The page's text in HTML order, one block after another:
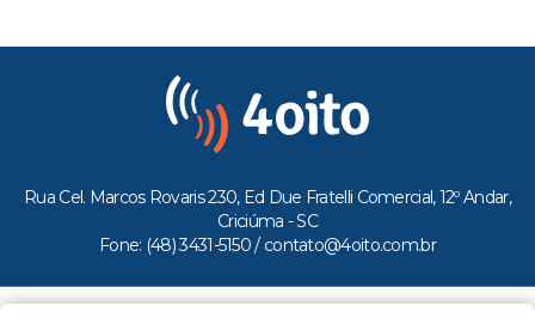
Rua Cel. Marcos Rovaris 230, Ed Due Fratelli Comercial, 12º Andar,
Criciúma - SC
Fone: (48) 3431-5150 / contato@4oito.com.br